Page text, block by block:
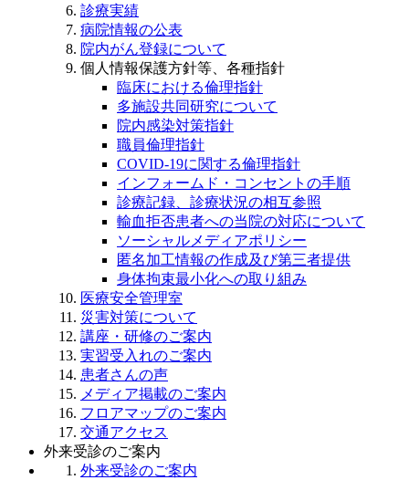
診療実績
病院情報の公表
院内がん登録について
個人情報保護方針等、各種指針
臨床における倫理指針
多施設共同研究について
院内感染対策指針
職員倫理指針
COVID-19に関する倫理指針
インフォームド・コンセントの手順
診療記録、診療状況の相互参照
輸血拒否患者への当院の対応について
ソーシャルメディアポリシー
匿名加工情報の作成及び第三者提供
身体拘束最小化への取り組み
医療安全管理室
災害対策について
講座・研修のご案内
実習受入れのご案内
患者さんの声
メディア掲載のご案内
フロアマップのご案内
交通アクセス
外来受診のご案内
外来受診のご案内